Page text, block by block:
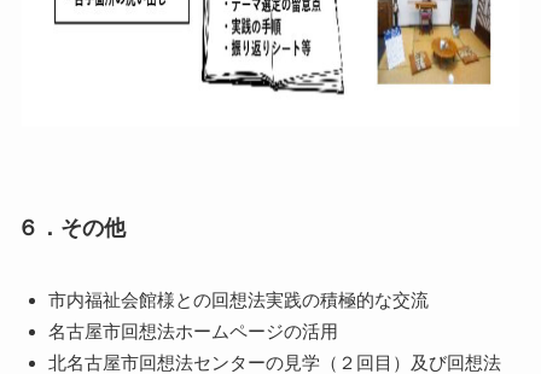
６．その他
市内福祉会館様との回想法実践の積極的な交流
名古屋市回想法ホームページの活用
北名古屋市回想法センターの見学（２回目）及び回想法